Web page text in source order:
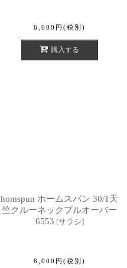
6,000 円 (税別)
購入する
homspun ホームスパン 30/1天
竺クルーネックプルオーバー
6553 [サラシ]
8,000 円 (税別)